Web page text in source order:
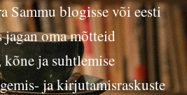
Sammu blogisse või eesti
jagan oma mõtteid
ja suhtlemise
ja kirjutamisraskuste